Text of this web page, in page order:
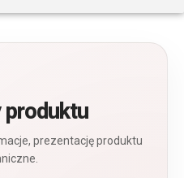
produktu
prezentację produktu